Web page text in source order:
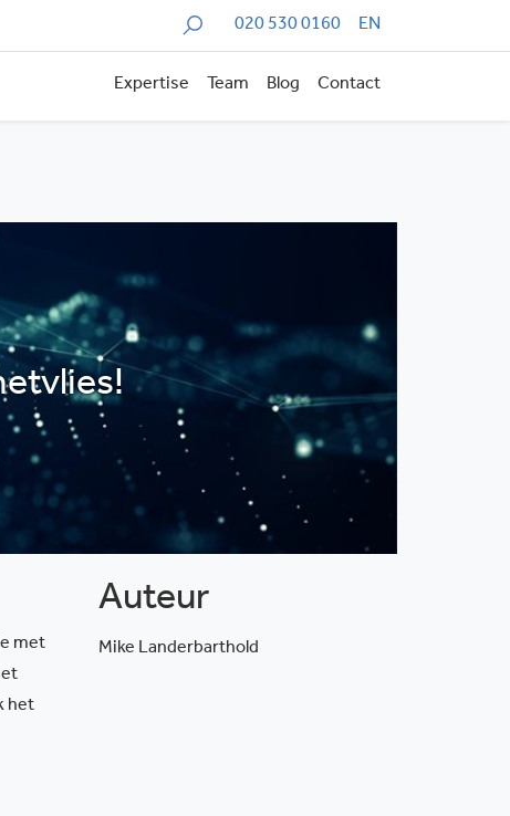
Zoeken 020 530 0160 EN
Expertise Team Blog Contact
met
het
Auteur
Mike Landerbarthold